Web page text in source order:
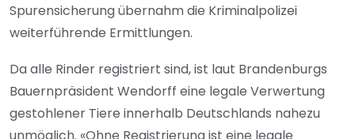
Spurensicherung übernahm die Kriminalpolizei
weiterführende Ermittlungen.
Da alle Rinder registriert sind, ist laut Brandenburgs
Bauernpräsident Wendorff eine legale Verwertung
gestohlener Tiere innerhalb Deutschlands nahezu
unmöglich. «Ohne Registrierung ist eine legale